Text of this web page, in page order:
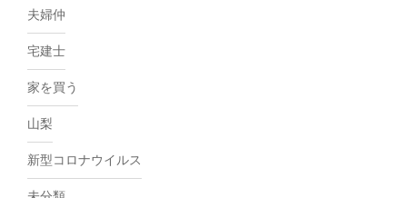
夫婦仲
宅建士
家を買う
山梨
新型コロナウイルス